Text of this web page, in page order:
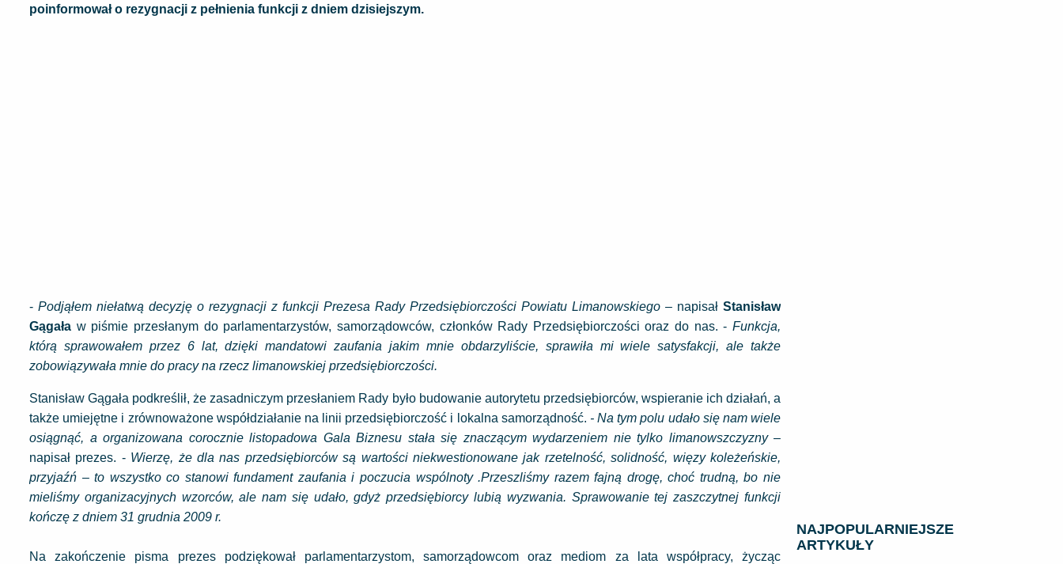
poinformował o rezygnacji z pełnienia funkcji z dniem dzisiejszym.
- Podjąłem niełatwą decyzję o rezygnacji z funkcji Prezesa Rady Przedsiębiorczości Powiatu Limanowskiego – napisał Stanisław
Gągała w piśmie przesłanym do parlamentarzystów, samorządowców, członków Rady Przedsiębiorczości oraz do nas. - Funkcja,
którą sprawowałem przez 6 lat, dzięki mandatowi zaufania jakim mnie obdarzyliście, sprawiła mi wiele satysfakcji, ale także
zobowiązywała mnie do pracy na rzecz limanowskiej przedsiębiorczości.
Stanisław Gągała podkreślił, że zasadniczym przesłaniem Rady było budowanie autorytetu przedsiębiorców, wspieranie ich działań, a
także umiejętne i zrównoważone współdziałanie na linii przedsiębiorczość i lokalna samorządność. - Na tym polu udało się nam wiele
osiągnąć, a organizowana corocznie listopadowa Gala Biznesu stała się znaczącym wydarzeniem nie tylko limanowszczyzny –
napisał prezes. - Wierzę, że dla nas przedsiębiorców są wartości niekwestionowane jak rzetelność, solidność, więzy koleżeńskie,
przyjaźń – to wszystko co stanowi fundament zaufania i poczucia wspólnoty .Przeszliśmy razem fajną drogę, choć trudną, bo nie
mieliśmy organizacyjnych wzorców, ale nam się udało, gdyż przedsiębiorcy lubią wyzwania. Sprawowanie tej zaszczytnej funkcji
kończę z dniem 31 grudnia 2009 r.
Na zakończenie pisma prezes podziękował parlamentarzystom, samorządowcom oraz mediom za lata współpracy, życząc
NAJPOPULARNIEJSZE
ARTYKUŁY